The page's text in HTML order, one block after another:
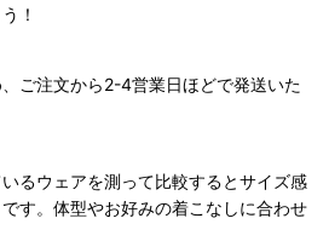
！
ご注文から2-4営業日ほどで発送いた
るウェアを測って比較するとサイズ感
す。体型やお好みの着こなしに合わせ